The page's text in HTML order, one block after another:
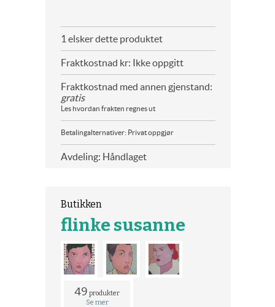
1 elsker dette produktet
Fraktkostnad kr: Ikke oppgitt
Fraktkostnad med annen gjenstand:
gratis
Les hvordan frakten regnes ut
Betalingalternativer: Privat oppgjør
Avdeling: Håndlaget
Butikken
flinke susanne
49 produkter
Se mer